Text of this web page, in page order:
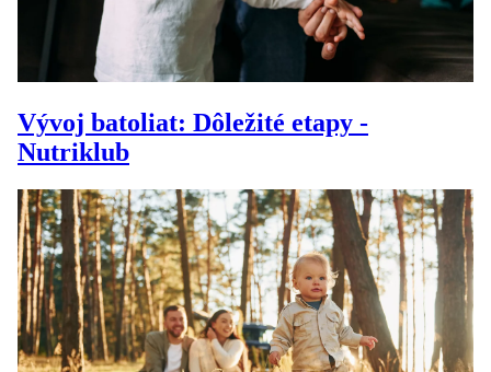
Vývoj batoliat: Dôležité etapy -
Nutriklub